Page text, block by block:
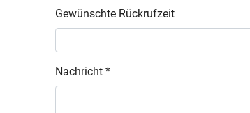
Gewünschte Rückrufzeit
Nachricht *